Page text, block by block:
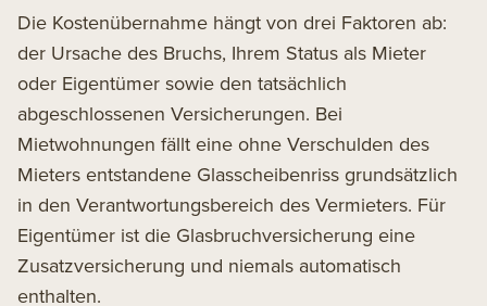
Die Kostenübernahme hängt von drei Faktoren ab:
der Ursache des Bruchs, Ihrem Status als Mieter
oder Eigentümer sowie den tatsächlich
abgeschlossenen Versicherungen. Bei
Mietwohnungen fällt eine ohne Verschulden des
Mieters entstandene Glasscheibenriss grundsätzlich
in den Verantwortungsbereich des Vermieters. Für
Eigentümer ist die Glasbruchversicherung eine
Zusatzversicherung und niemals automatisch
enthalten.